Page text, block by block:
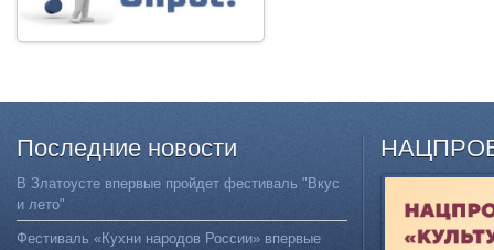
Последние новости
В Златоусте впервые пройдет фестиваль "Вкус
и лето"
Фестиваль «Кухни народов России» впервые